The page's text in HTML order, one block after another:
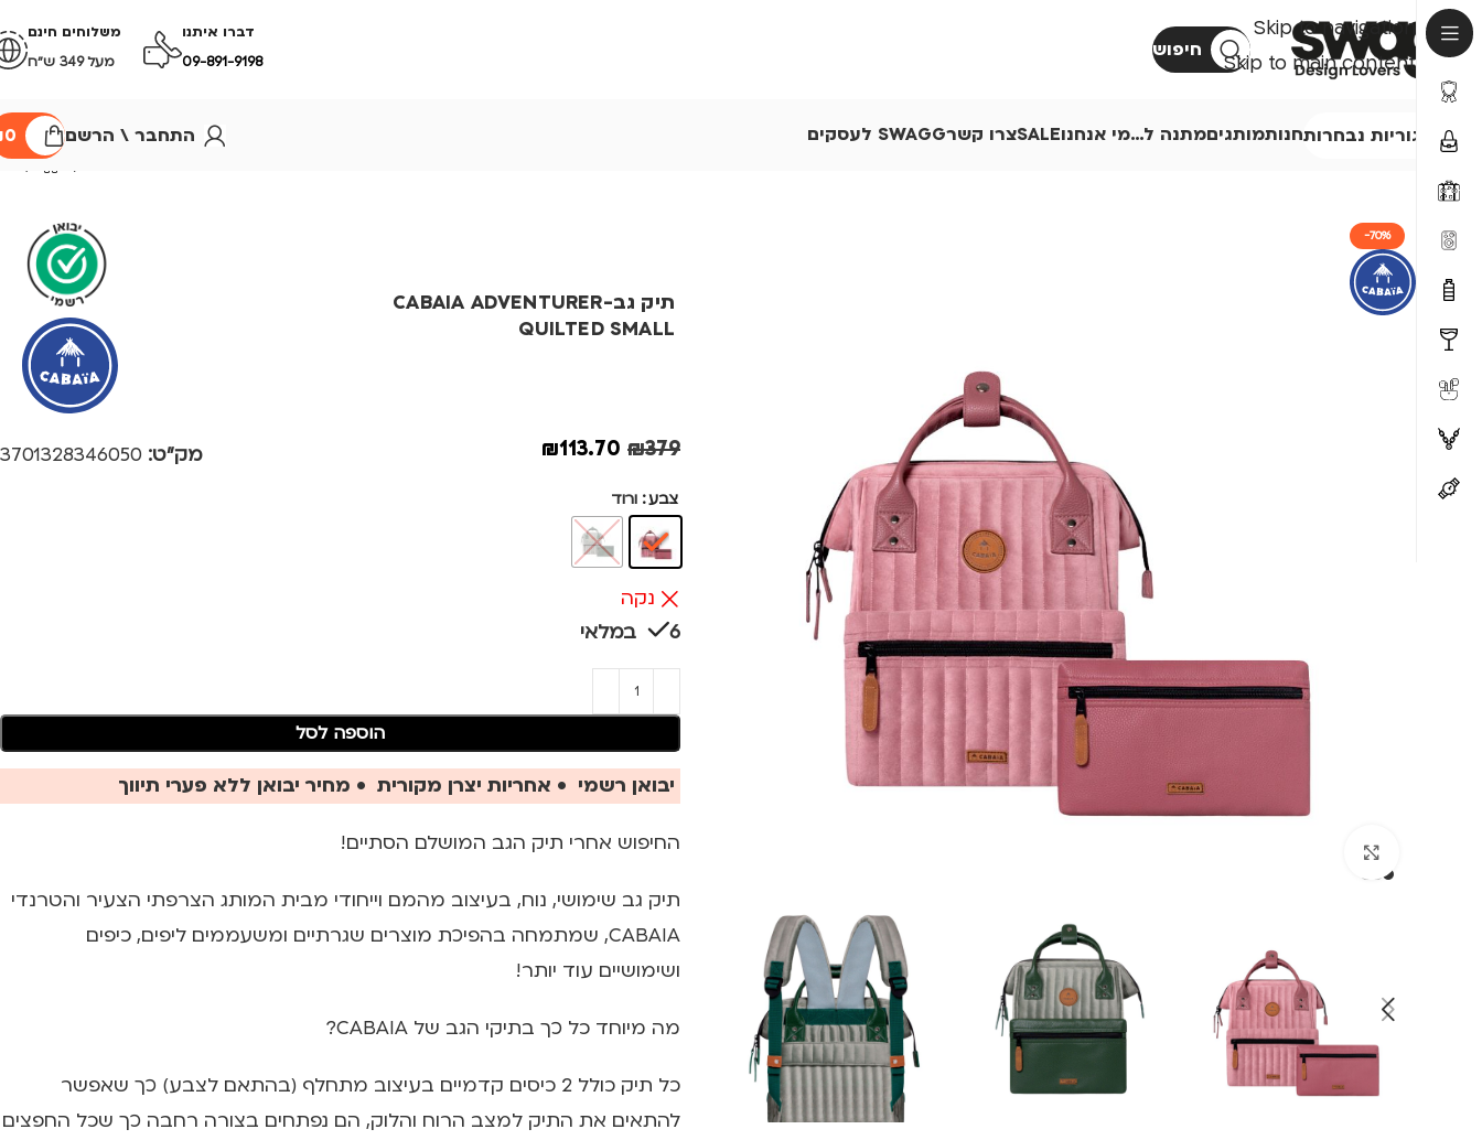
Skip to navigation
Skip to main content
חיפוש
דברו איתנו
09-891-9198
משלוחים חינם
מעל 349 ש״ח
קטגוריות נבחרותחנותמותגיםמתנה ל…מי אנחנוSALEצרו קשרSWAGG לעסקים התחבר \ הרשם 0
-70%
תיק גב-CABAIA ADVENTURER
QUILTED SMALL
₪379
₪113.70 מק"ט: 3701328346050
צבע ורוד
נקה
6 במלאי
הוספה לסל
יבואן רשמי • אחריות יצרן מקורית • מחיר יבואן ללא פערי תיווך
החיפוש אחרי תיק הגב המושלם הסתיים!
תיק גב שימושי, נוח, בעיצוב מהמם וייחודי מבית המותג הצרפתי הצעיר והטרנדי
CABAIA, שמתמחה בהפיכת מוצרים שגרתיים ומשעממים ליפים, כיפים
ושימושיים עוד יותר!
מה מיוחד כל כך בתיקי הגב של CABAIA?
כל תיק כולל 2 כיסים קדמיים בעיצוב מתחלף (בהתאם לצבע) כך שאפשר
להתאים את התיק למצב הרוח והלוק, הם נפתחים בצורה רחבה כך שכל החפצים